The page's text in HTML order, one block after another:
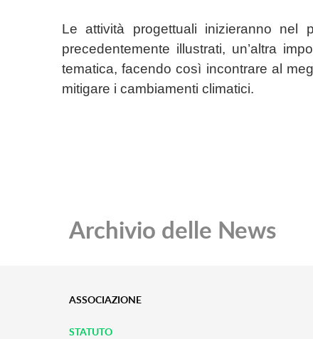
Le attività progettuali inizieranno
precedentemente illustrati, un’altra
tematica, facendo così incontrare al
mitigare i cambiamenti climatici.
Archivio delle News
ASSOCIAZIONE
STATUTO